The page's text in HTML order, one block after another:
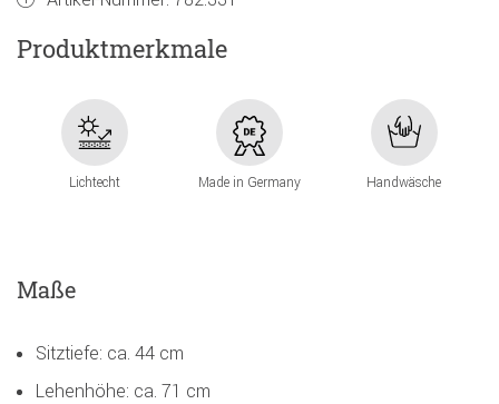
Produktmerkmale
Lichtecht Made in Germany Handwäsche
Maße
Sitztiefe: ca. 44 cm
Lehenhöhe: ca. 71 cm